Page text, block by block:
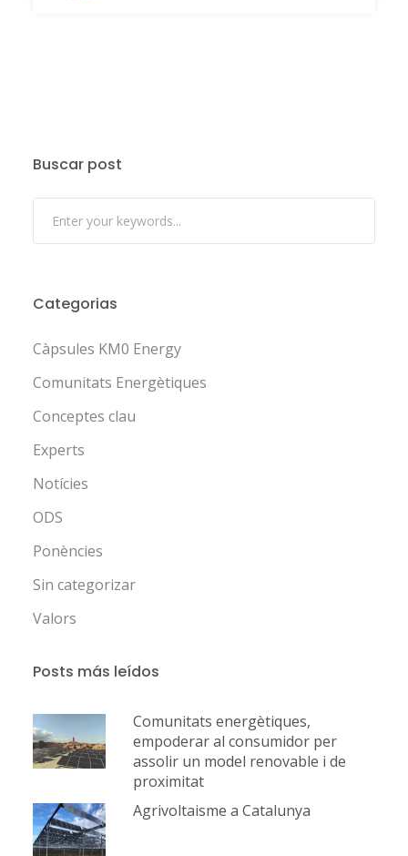
Buscar post
Categorias
Càpsules KM0 Energy
Comunitats Energètiques
Conceptes clau
Experts
Notícies
ODS
Ponències
Sin categorizar
Valors
Posts más leídos
Comunitats energètiques,
empoderar al consumidor per
assolir un model renovable i de
proximitat
Agrivoltaisme a Catalunya